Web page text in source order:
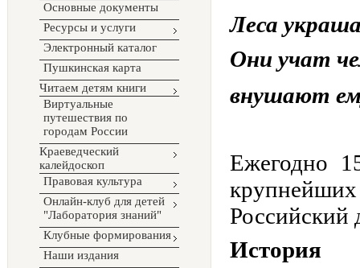
Основные документы
Ресурсы и услуги
Электронный каталог
Пушкинская карта
Читаем детям книги
Виртуальные
путешествия по
городам России
Краеведческий
калейдоскоп
Правовая культура
Онлайн-клуб для детей
"Лаборатория знаний"
Клубные формирования
Наши издания
Леса
Они учат
внушают
Ежегодно
Российский
История